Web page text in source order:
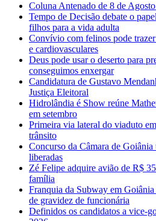
Coluna Antenado de 8 de
Tempo de Decisão debate o
filhos para a vida adulta
Convívio com felinos pode
e cardiovasculares
Deus pode usar o deserto para
conseguimos enxergar
Candidatura de Gustavo
Justiça Eleitoral
Hidrolândia é Show reúne
em setembro
Primeira via lateral do viaduto
trânsito
Concurso da Câmara de Goiânia
liberadas
Zé Felipe adquire avião de R$
família
Franquia da Subway em
de gravidez de funcionária
Definidos os candidatos a vice-